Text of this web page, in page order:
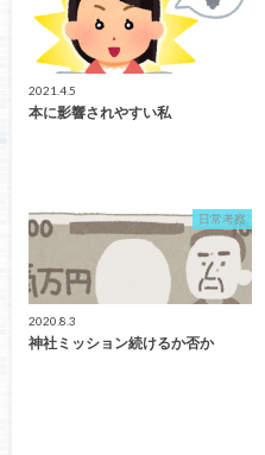
2021.4.5
本に影響されやすい私
日常考察
2020.8.3
神社ミッション続けるか否か